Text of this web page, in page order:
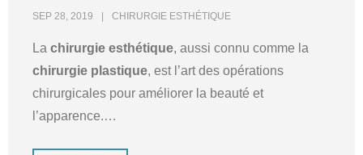
SEP 28, 2019 CHIRURGIE ESTHÉTIQUE
La chirurgie esthétique, aussi connu comme la
chirurgie plastique, est l’art des opérations
chirurgicales pour améliorer la beauté et
l’apparence.…